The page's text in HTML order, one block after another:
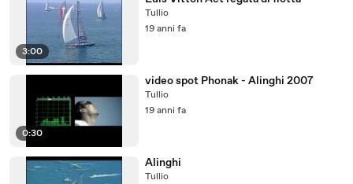
3:00
Tullio
19 anni fa
0:30
video spot Phonak - Alinghi 2007
Tullio
19 anni fa
Alinghi
Tullio